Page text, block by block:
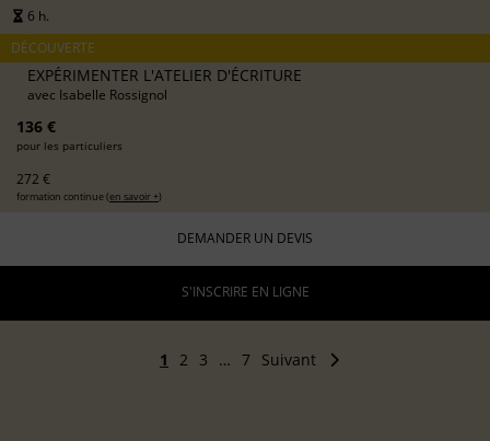
6 h.
DÉCOUVERTE
EXPÉRIMENTER L'ATELIER D'ÉCRITURE
avec Isabelle Rossignol
136 €
pour les particuliers
272 €
formation continue (en savoir +)
DEMANDER UN DEVIS
S'INSCRIRE EN LIGNE
1 2 3 … 7 Suivant